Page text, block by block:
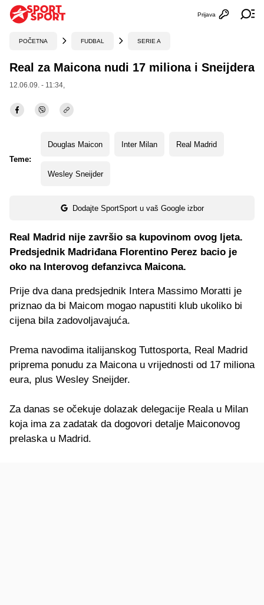
Otvori
Prijava
POČETNA FUDBAL SERIE A
Real za Maicona nudi 17 miliona i Sneijdera
12.06.09. - 11:34,
Teme:
Douglas Maicon Inter Milan Real Madrid
Wesley Sneijder
Dodajte SportSport u vaš Google izbor
Real Madrid nije završio sa kupovinom ovog ljeta.
Predsjednik Madriđana Florentino Perez bacio je
oko na Interovog defanzivca Maicona.
Prije dva dana predsjednik Intera Massimo Moratti je
priznao da bi Maicom mogao napustiti klub ukoliko bi
cijena bila zadovoljavajuća.
Prema navodima italijanskog Tuttosporta, Real Madrid
priprema ponudu za Maicona u vrijednosti od 17 miliona
eura, plus Wesley Sneijder.
Za danas se očekuje dolazak delegacije Reala u Milan
koja ima za zadatak da dogovori detalje Maiconovog
prelaska u Madrid.